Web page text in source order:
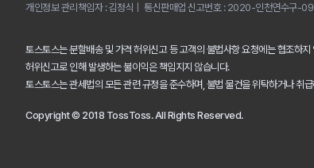
개인정보 관리책임자 : 김정식
통신판매업 신고번호 : 2020-인천연수구-
토스토스는 분할배송 및 가격 허위신고 등 고객의 불법사항 요청에는 협조하지
허위신고로 인해 발생하는 불이익은 책임지지 않습니다.
토스토스는 관세법의 모든 관련 규정을 준수하며, 불법 물건을 위탁하거나 취
Copyright © 2018 TossToss. All Rights Reserved.